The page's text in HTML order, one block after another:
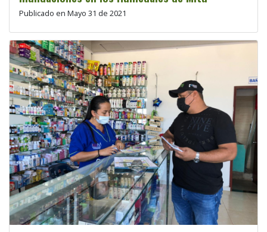
Publicado en Mayo 31 de 2021